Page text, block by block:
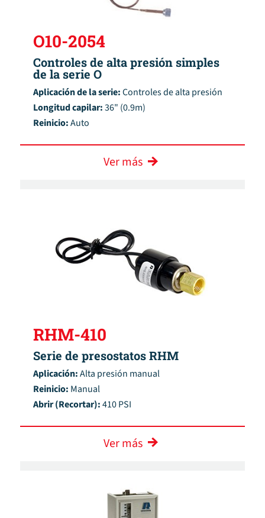
O10-2054
Controles de alta presión simples
de la serie O
Aplicación de la serie:Controles de alta presión
Longitud capilar:36" (0.9m)
Reinicio:Auto
Ver más
RHM-410
Serie de presostatos RHM
Aplicación:Alta presión manual
Reinicio: Manual
Abrir (Recortar):410 PSI
Ver más